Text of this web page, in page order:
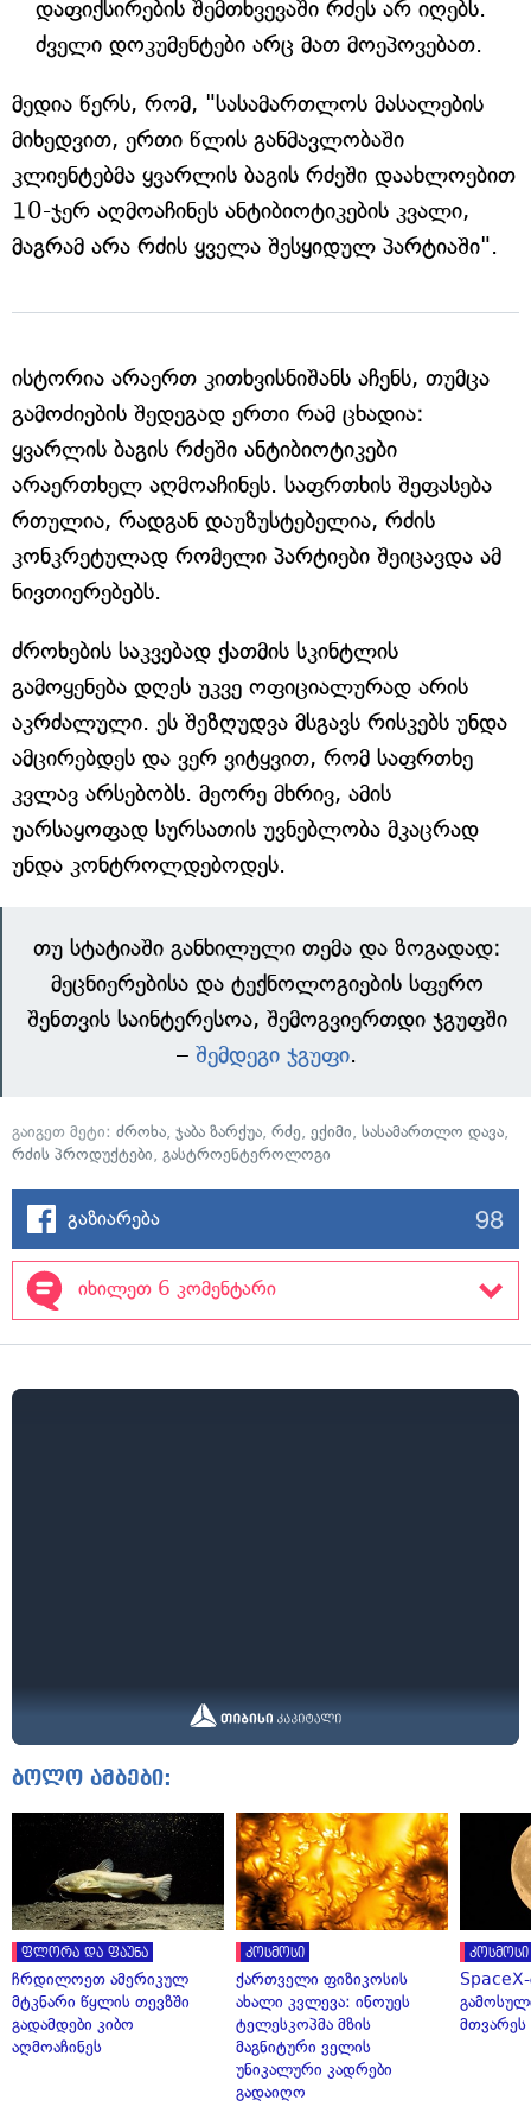
დაფიქსირების შემთხვევაში რძეს არ იღებს.
ძველი დოკუმენტები არც მათ მოეპოვებათ.
მედია წერს, რომ, "სასამართლოს მასალების
მიხედვით, ერთი წლის განმავლობაში
კლიენტებმა ყვარლის ბაგის რძეში დაახლოებით
10-ჯერ აღმოაჩინეს ანტიბიოტიკების კვალი,
მაგრამ არა რძის ყველა შესყიდულ პარტიაში".
ისტორია არაერთ კითხვისნიშანს აჩენს, თუმცა
გამოძიების შედეგად ერთი რამ ცხადია:
ყვარლის ბაგის რძეში ანტიბიოტიკები
არაერთხელ აღმოაჩინეს. საფრთხის შეფასება
რთულია, რადგან დაუზუსტებელია, რძის
კონკრეტულად რომელი პარტიები შეიცავდა ამ
ნივთიერებებს.
ძროხების საკვებად ქათმის სკინტლის
გამოყენება დღეს უკვე ოფიციალურად არის
აკრძალული. ეს შეზღუდვა მსგავს რისკებს უნდა
ამცირებდეს და ვერ ვიტყვით, რომ საფრთხე
კვლავ არსებობს. მეორე მხრივ, ამის
უარსაყოფად სურსათის უვნებლობა მკაცრად
უნდა კონტროლდებოდეს.
თუ სტატიაში განხილული თემა და ზოგადად:
მეცნიერებისა და ტექნოლოგიების სფერო
შენთვის საინტერესოა, შემოგვიერთდი ჯგუფში
– შემდეგი ჯგუფი.
გაიგეთ მეტი: ძროხა, ჯაბა ზარქუა, რძე, ექიმი, სასამართლო დავა,
რძის პროდუქტები, გასტროენტეროლოგი
გაზიარება 98
იხილეთ 6 კომენტარი
ბოლო ამბები:
ფლორა და ფაუნა
ჩრდილოეთ ამერიკულ
მტკნარი წყლის თევზში
გადამდები კიბო
აღმოაჩინეს
კოსმოსი
ქართველი ფიზიკოსის
ახალი კვლევა: ინოუეს
ტელესკოპმა მზის
მაგნიტური ველის
უნიკალური კადრები
გადაიღო
კოსმოსი
მთვარეს